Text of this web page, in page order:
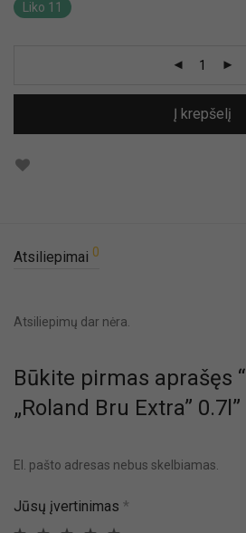
Liko 11
Į krepšelį
Atsiliepimai 0
Atsiliepimų dar nėra.
Būkite pirmas aprašęs “
„Roland Bru Extra” 0.7l”
El. pašto adresas nebus skelbiamas.
Jūsų įvertinimas *